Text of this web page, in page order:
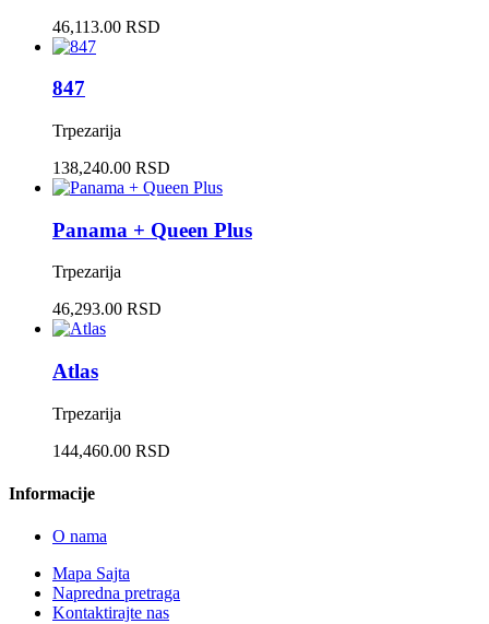
46,113.00 RSD
847
Trpezarija
138,240.00 RSD
Panama + Queen Plus
Trpezarija
46,293.00 RSD
Atlas
Trpezarija
144,460.00 RSD
Informacije
O nama
Mapa Sajta
Napredna pretraga
Kontaktirajte nas